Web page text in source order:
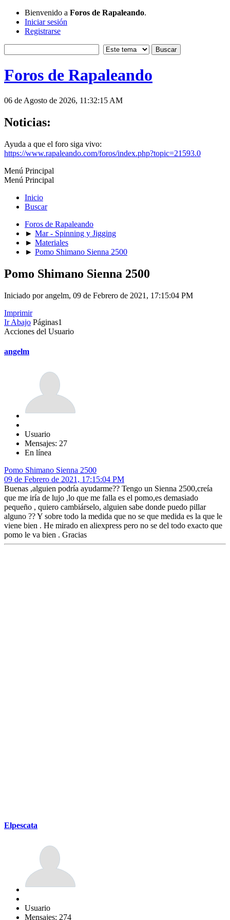
Bienvenido a Foros de Rapaleando.
Iniciar sesión
Registrarse
Foros de Rapaleando
06 de Agosto de 2026, 11:32:15 AM
Noticias:
Ayuda a que el foro siga vivo:
https://www.rapaleando.com/foros/index.php?topic=21593.0
Menú Principal
Menú Principal
Inicio
Buscar
Foros de Rapaleando
► Mar - Spinning y Jigging
► Materiales
► Pomo Shimano Sienna 2500
Pomo Shimano Sienna 2500
Iniciado por angelm, 09 de Febrero de 2021, 17:15:04 PM
Imprimir
Ir Abajo Páginas1
Acciones del Usuario
angelm
Usuario
Mensajes: 27
En línea
Pomo Shimano Sienna 2500
09 de Febrero de 2021, 17:15:04 PM
Buenas ,alguien podría ayudarme?? Tengo un Sienna 2500,creía
que me iría de lujo ,lo que me falla es el pomo,es demasiado
pequeño , quiero cambiárselo, alguien sabe donde puedo pillar
alguno ?? Y sobre todo la medida que no se que medida es la que le
viene bien . He mirado en aliexpress pero no se del todo exacto que
pomo le va bien . Gracias
Elpescata
Usuario
Mensajes: 274